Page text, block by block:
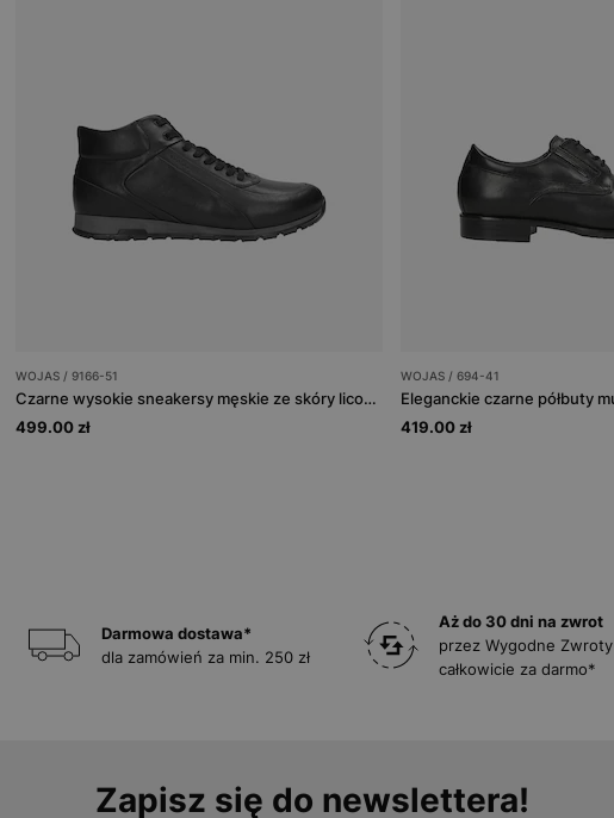
WOJAS / 9166-51
Czarne wysokie sneakersy męskie ze skóry licowej
499.00 zł
WOJAS / 694-41
419.00 zł
Darmowa dostawa*
dla zamówień za min. 250 zł
Aż do 30 dni na zwrot
przez Wygodne Zwroty
całkowicie za darmo*
Zapisz się do newslettera!